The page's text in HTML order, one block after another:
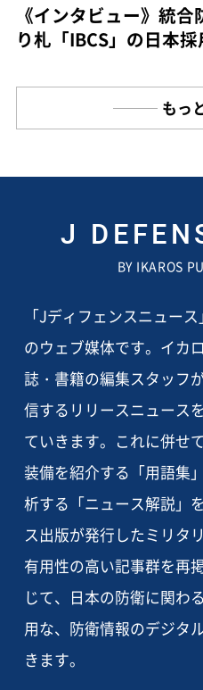
《インタビュー》統
り札「IBCS」の日本
もっ
J
BY IKAROS
「Jディフェンスニュー
のウェブ媒体です。イカ
誌・書籍の編集スタッフ
信するリリースニュース
ていきます。これに併せ
装備を紹介する「用語集
析する「ニュース解説」
ス出版が発行したミリタ
有用性の高い記事群を再
じて、日本の防衛に関わ
用な、防衛情報のデジタ
きます。